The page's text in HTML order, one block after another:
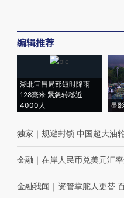
编辑推荐
湖北宜昌局部短时降雨
128毫米 紧急转移近
4000人
显
独家 ｜ 规避封锁 中国超大油
金融 ｜ 在岸人民币兑美元汇
金融我闻 ｜ 资管掌舵人更替